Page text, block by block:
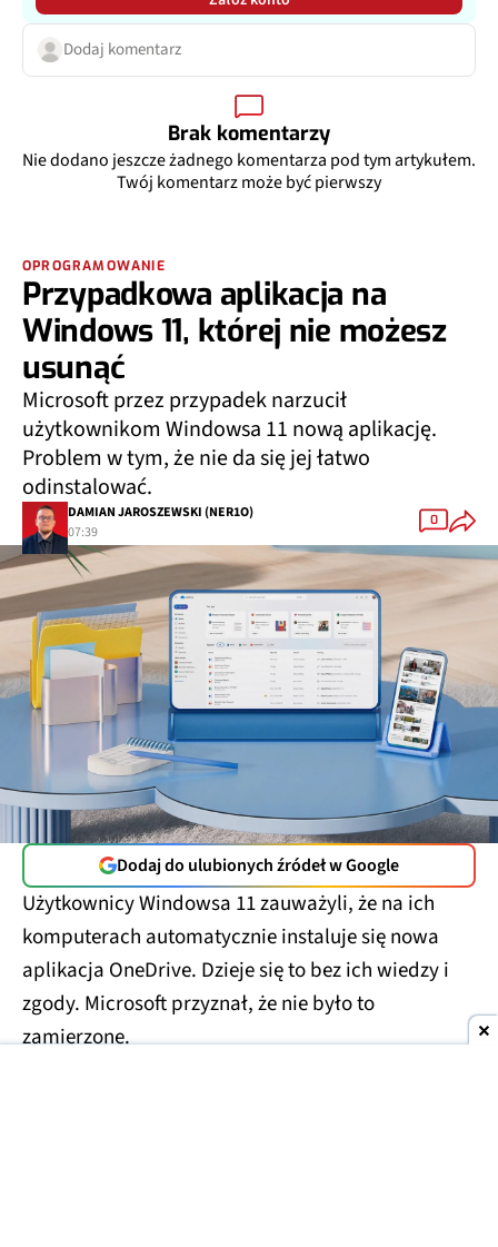
Dodaj komentarz
Brak komentarzy
Nie dodano jeszcze żadnego komentarza pod tym artykułem.
Twój komentarz może być pierwszy
OPROGRAMOWANIE
Przypadkowa aplikacja na
Windows 11, której nie możesz
usunąć
Microsoft przez przypadek narzucił
użytkownikom Windowsa 11 nową aplikację.
Problem w tym, że nie da się jej łatwo
odinstalować.
DAMIAN JAROSZEWSKI (NER1O)
07:39
0
Dodaj do ulubionych źródeł w Google
Użytkownicy Windowsa 11 zauważyli, że na ich
komputerach automatycznie instaluje się nowa
aplikacja OneDrive. Dzieje się to bez ich wiedzy i
zgody. Microsoft przyznał, że nie było to
zamierzone.